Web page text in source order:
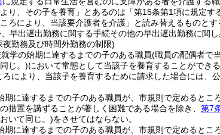
り、その子を養育」とあるのは「第15条第1項に規定す
ろにより、当該要介護者を介護」と読み替えるものとす
早出遅出勤務に関する手続その他の早出遅出勤務に関
勤務及び時間外勤務の制限)
学の始期に達するまでの子のある職員(職員の配偶者で
じ。)において常態として当該子を養育することができ
により、当該子を養育するために請求した場合には、
期に達するまでの子のある職員が、市規則で定めると
措置を講ずることが著しく困難である場合を除き、 第7
いて同じ。)をさせてはならない。
期に達するまでの子のある職員が、市規則で定めると